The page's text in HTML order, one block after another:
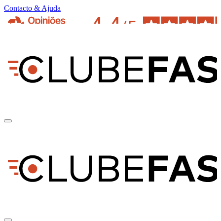
Contacto & Ajuda